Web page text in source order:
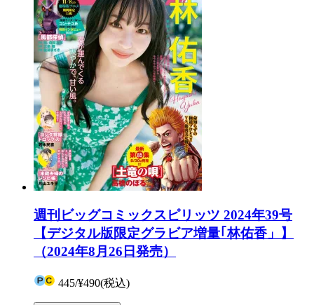
週刊ビッグコミックスピリッツ 2024年39号
【デジタル版限定グラビア増量｢林佑香」】
（2024年8月26日発売）
445/¥490(税込)